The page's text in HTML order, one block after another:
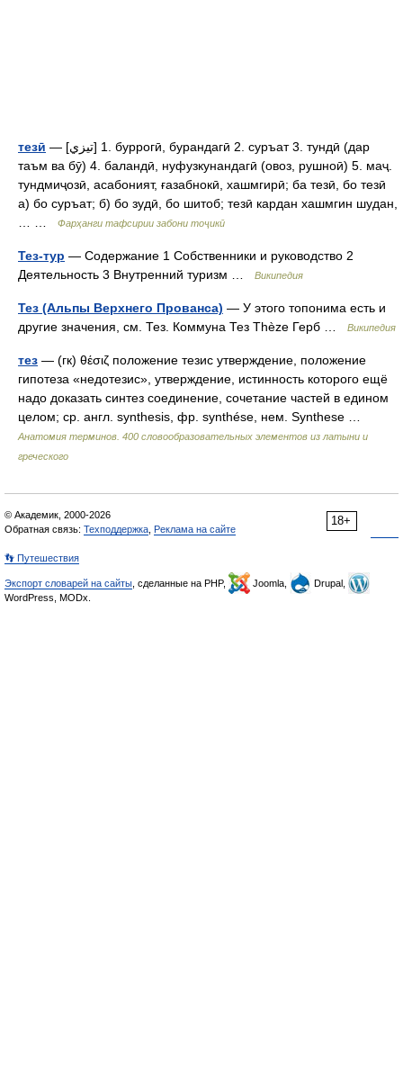
тезӣ — [تيزي] 1. буррогӣ, бурандагӣ 2. суръат 3. тундӣ (дар
таъм ва бӯ) 4. баландӣ, нуфузкунандагӣ (овоз, рушноӣ) 5. маҷ.
тундмиҷозӣ, асабоният, ғазабнокӣ, хашмгирӣ; ба тезӣ, бо тезӣ
а) бо суръат; б) бо зудӣ, бо шитоб; тезӣ кардан хашмгин шудан,
Фарҳанги тафсирии забони тоҷикӣ
Тез-тур — Содержание 1 Собственники и руководство 2
Деятельность 3 Внутренний туризм …
Википедия
Тез (Альпы Верхнего Прованса) — У этого топонима есть и
другие значения, см. Тез. Коммуна Тез Thèze Герб …
Википедия
тез — (гк) θέσιζ положение тезис утверждение, положение
гипотеза «недотезис», утверждение, истинность которого ещё
надо доказать синтез соединение, сочетание частей в едином
целом; ср. англ. synthesis, фр. synthése, нем. Synthese …
Анатомия терминов. 400 словообразовательных элементов из латыни и
греческого
18+
© Академик, 2000-2026
Обратная связь: Техподдержка Реклама на сайте
👣 Путешествия
Экспорт словарей на сайты , сделанные на PHP, Joomla,
Drupal,
WordPress, MODx.